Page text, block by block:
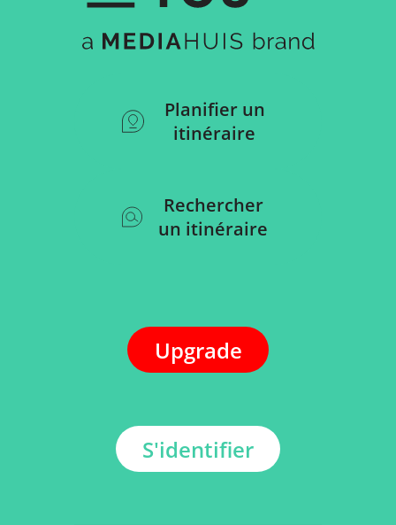
Planifier un
itinéraire
Rechercher
un itinéraire
Upgrade
S'identifier